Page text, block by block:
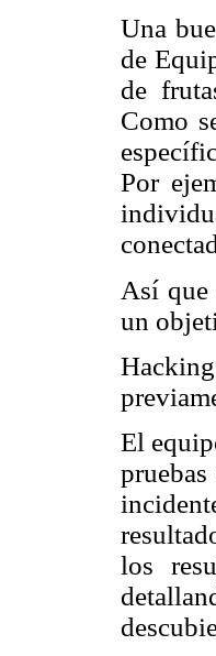
Una
de
de
Como
Por
Así que
un
El
los